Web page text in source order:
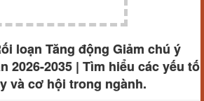
loạn Tăng động Giảm chú ý
2026-2035 | Tìm hiểu các yếu tố
và cơ hội trong ngành.